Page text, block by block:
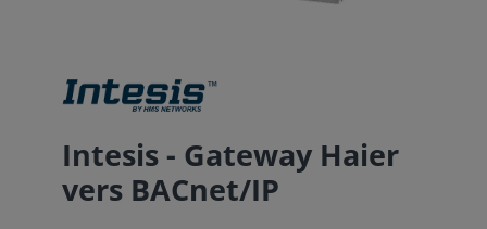
Intesis - Gateway Haier
vers BACnet/IP